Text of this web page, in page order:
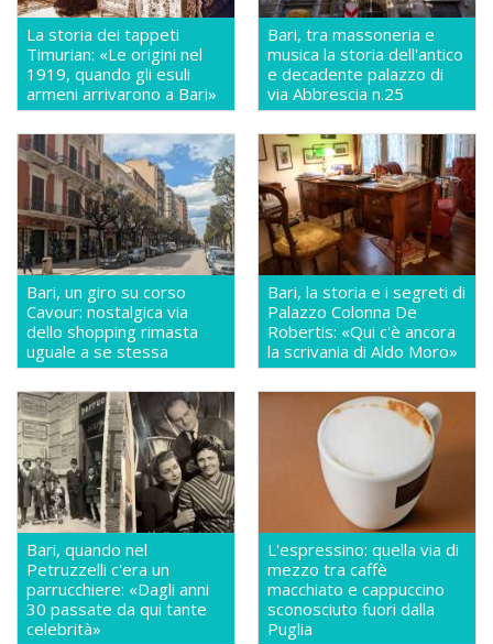
La storia dei tappeti
Timurian: «Le origini nel
1919, quando gli esuli
armeni arrivarono a Bari»
Bari, tra massoneria e
musica la storia dell'antico
e decadente palazzo di
via Abbrescia n.25
Bari, un giro su corso
Cavour: nostalgica via
dello shopping rimasta
uguale a se stessa
Bari, la storia e i segreti di
Palazzo Colonna De
Robertis: «Qui c'è ancora
la scrivania di Aldo Moro»
Bari, quando nel
Petruzzelli c'era un
parrucchiere: «Dagli anni
30 passate da qui tante
celebrità»
L'espressino: quella via di
mezzo tra caffè
macchiato e cappuccino
sconosciuto fuori dalla
Puglia